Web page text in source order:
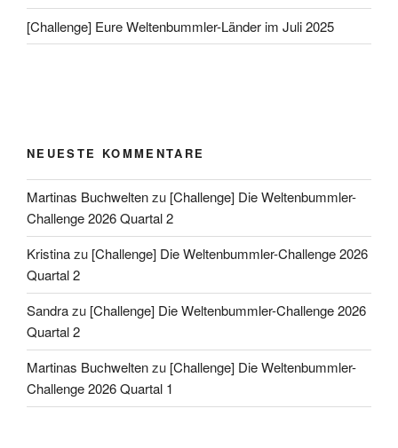
[Challenge] Eure Weltenbummler-Länder im Juli 2025
NEUESTE KOMMENTARE
Martinas Buchweltenzu [Challenge] Die Weltenbummler-
Challenge 2026 Quartal 2
Kristinazu [Challenge] Die Weltenbummler-Challenge 2026
Quartal 2
Sandrazu [Challenge] Die Weltenbummler-Challenge 2026
Quartal 2
Martinas Buchweltenzu [Challenge] Die Weltenbummler-
Challenge 2026 Quartal 1